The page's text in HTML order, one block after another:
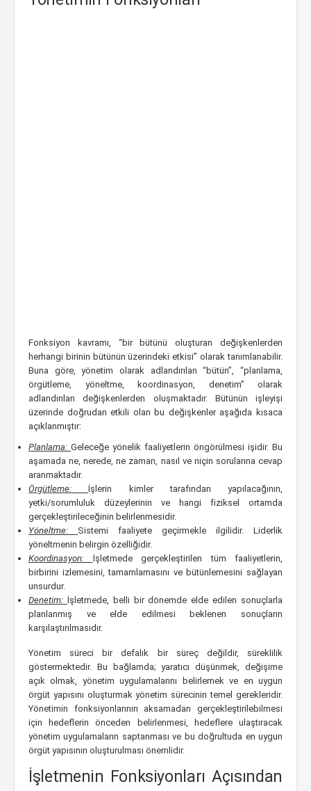
Fonksiyon kavramı, “bir bütünü oluşturan değişkenlerden
herhangi birinin bütünün üzerindeki etkisi” olarak tanımlanabilir.
Buna göre, yönetim olarak adlandırılan “bütün”, “planlama,
örgütleme, yöneltme, koordinasyon, denetim” olarak
adlandırılan değişkenlerden oluşmaktadır. Bütünün işleyişi
üzerinde doğrudan etkili olan bu değişkenler aşağıda kısaca
açıklanmıştır:
Planlama: Geleceğe yönelik faaliyetlerin öngörülmesi işidir. Bu
aşamada ne, nerede, ne zaman, nasıl ve niçin sorularına cevap
aranmaktadır.
Örgütleme:İşlerin kimler tarafından yapılacağının,
yetki/sorumluluk düzeylerinin ve hangi fiziksel ortamda
gerçekleştirileceğinin belirlenmesidir.
Yöneltme: Sistemi faaliyete geçirmekle ilgilidir. Liderlik
yöneltmenin belirgin özelliğidir.
Koordinasyon: İşletmede gerçekleştirilen tüm faaliyetlerin,
birbirini izlemesini, tamamlamasını ve bütünlemesini sağlayan
unsurdur.
Denetim: İşletmede, belli bir dönemde elde edilen sonuçlarla
planlanmış ve elde edilmesi beklenen sonuçların
karşılaştırılmasıdır.
Yönetim süreci bir defalık bir süreç değildir, süreklilik
göstermektedir. Bu bağlamda; yaratıcı düşünmek, değişime
açık olmak, yönetim uygulamalarını belirlemek ve en uygun
örgüt yapısını oluşturmak yönetim sürecinin temel gerekleridir.
Yönetimin fonksiyonlarının aksamadan gerçekleştirilebilmesi
için hedeflerin önceden belirlenmesi, hedeflere ulaştıracak
yönetim uygulamaların saptanması ve bu doğrultuda en uygun
örgüt yapısının oluşturulması önemlidir.
İşletmenin Fonksiyonları Açısından